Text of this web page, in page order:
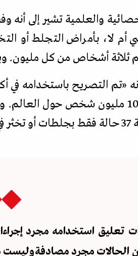
والعلمية تشير إلى
لا، بأمراض التجلط أو
كل مليون. ويعني ذلك 51 حالة بين 17 مليونا في
«تم التصريح باستخدامه في أكثر من 142 دولة، منهم 70 دولة
تعليق استخدامه مجرد
الحالات مجرد مصادفة وليست